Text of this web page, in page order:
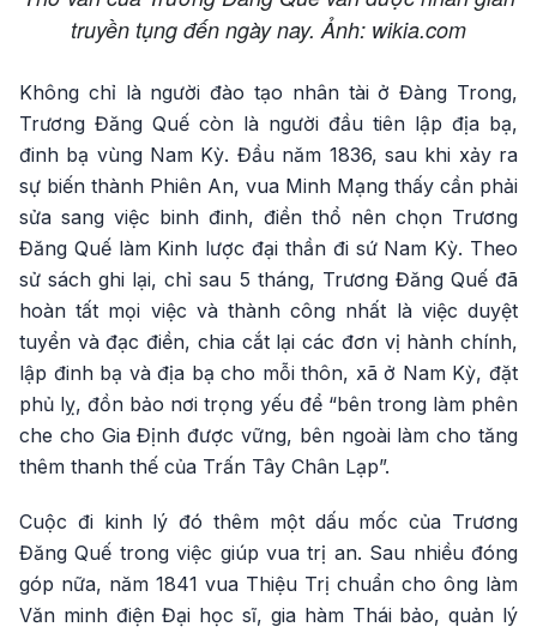
truyền tụng đến ngày nay. Ảnh: wikia.com
Không chỉ là người đào tạo nhân tài ở Đàng Trong,
Trương Đăng Quế còn là người đầu tiên lập địa bạ,
đinh bạ vùng Nam Kỳ. Đầu năm 1836, sau khi xảy ra
sự biến thành Phiên An, vua Minh Mạng thấy cần phải
sửa sang việc binh đinh, điền thổ nên chọn Trương
Đăng Quế làm Kinh lược đại thần đi sứ Nam Kỳ. Theo
sử sách ghi lại, chỉ sau 5 tháng, Trương Đăng Quế đã
hoàn tất mọi việc và thành công nhất là việc duyệt
tuyển và đạc điền, chia cắt lại các đơn vị hành chính,
lập đinh bạ và địa bạ cho mỗi thôn, xã ở Nam Kỳ, đặt
phủ lỵ, đồn bảo nơi trọng yếu để “bên trong làm phên
che cho Gia Định được vững, bên ngoài làm cho tăng
thêm thanh thế của Trấn Tây Chân Lạp”.
Cuộc đi kinh lý đó thêm một dấu mốc của Trương
Đăng Quế trong việc giúp vua trị an. Sau nhiều đóng
góp nữa, năm 1841 vua Thiệu Trị chuẩn cho ông làm
Văn minh điện Đại học sĩ, gia hàm Thái bảo, quản lý